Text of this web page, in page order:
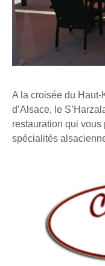
A la croisée du
d’Alsace, le
restauration qui vous
spécialités